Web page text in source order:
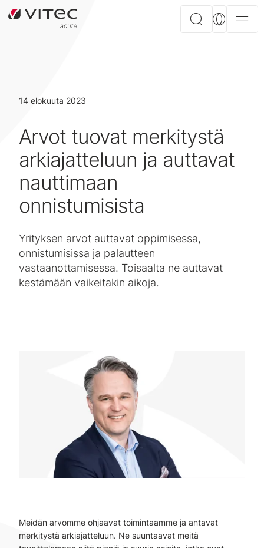
14 elokuuta 2023
Arvot tuovat merkitystä
arkiajatteluun ja auttavat
nauttimaan
onnistumisista
Yrityksen arvot auttavat oppimisessa,
onnistumisissa ja palautteen
vastaanottamisessa. Toisaalta ne auttavat
kestämään vaikeitakin aikoja.
Meidän arvomme ohjaavat toimintaamme ja antavat
merkitystä arkiajatteluun. Ne suuntaavat meitä